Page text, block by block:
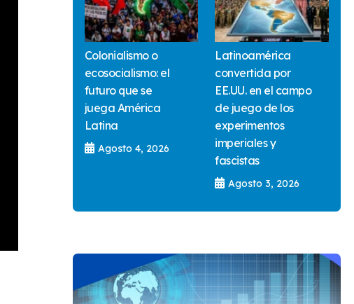
Colonialismo o
ecosocialismo: el
futuro que se
juega América
Latina
Agosto 4, 2026
Latinoamérica
convertida por
EE.UU. en el campo
de juego de los
experimentos
imperiales y
fascistas
Agosto 3, 2026